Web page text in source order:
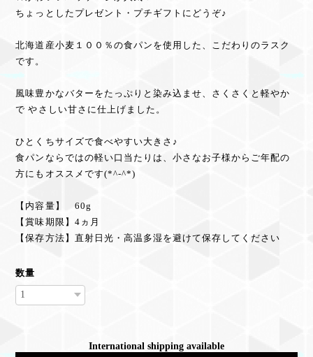
ちょっとしたプレゼント・プチギフトにどうぞ♪
北海道産小麦１００％の食パンを使用した、こだわりのラスク
です。
風味豊かなバターをたっぷりと染み込ませ、さくさくと軽やか
で やさしい甘さに仕上げました。
ひとくちサイズで食べやすい大きさ♪
食パンならではの軽い口当たりは、小さなお子様からご年配の
方にもオススメです(*^-^*)
【内容量】 60g
【賞味期限】4ヵ月
【保存方法】直射日光・高温多湿を避けて保存してください
数量
International shipping available